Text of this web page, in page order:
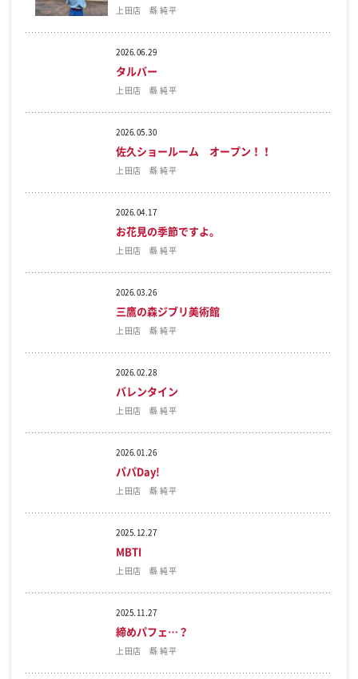
上田店 縣 純平
2026.06.29
上田店 縣 純平
タルバー
2026.05.30
上田店 縣 純平
佐久ショールーム オープン！！
2026.04.17
上田店 縣 純平
お花見の季節ですよ。
2026.03.26
上田店 縣 純平
三鷹の森ジブリ美術館
2026.02.28
上田店 縣 純平
バレンタイン
2026.01.26
上田店 縣 純平
パパDay!
2025.12.27
上田店 縣 純平
MBTI
2025.11.27
上田店 縣 純平
締めパフェ…？